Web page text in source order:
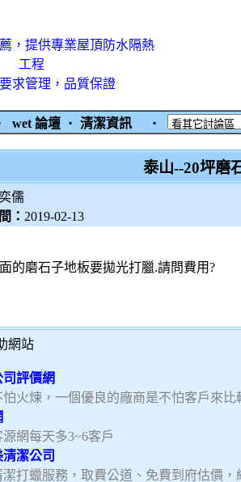
，提供專業屋頂防水隔熱
工程
求管理，品質保證
wet 論壇 ‧ 清潔資訊 ‧
泰山--20坪磨
儒
： 2019-02-13
的磨石子地板要拋光打臘.請問費用?
網站
評價網
怕火煉，一個優良的廠商是不怕客戶來
源網每天多3~6客戶
潔公司
潔打蠟服務，取費公道、免費到府估價，